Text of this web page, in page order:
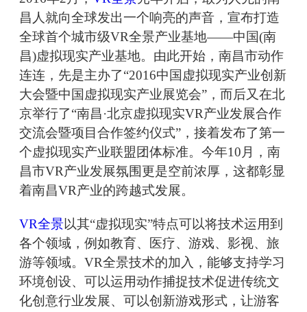
昌人就向全球发出一个响亮的声音，宣布打造
全球首个城市级VR全景产业基地——中国(南
昌)虚拟现实产业基地。由此开始，南昌市动作
连连，先是主办了“2016中国虚拟现实产业创新
大会暨中国虚拟现实产业展览会”，而后又在北
京举行了“南昌·北京虚拟现实VR产业发展合作
交流会暨项目合作签约仪式”，接着发布了第一
个虚拟现实产业联盟团体标准。今年10月，南
昌市VR产业发展氛围更是空前浓厚，这都彰显
着南昌VR产业的跨越式发展。
VR全景以其“虚拟现实”特点可以将技术运用到
各个领域，例如教育、医疗、游戏、影视、旅
游等领域。VR全景技术的加入，能够支持学习
环境创设、可以运用动作捕捉技术促进传统文
化创意行业发展、可以创新游戏形式，让游客